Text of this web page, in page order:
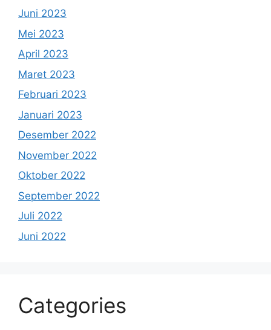
Juni 2023
Mei 2023
April 2023
Maret 2023
Februari 2023
Januari 2023
Desember 2022
November 2022
Oktober 2022
September 2022
Juli 2022
Juni 2022
Categories